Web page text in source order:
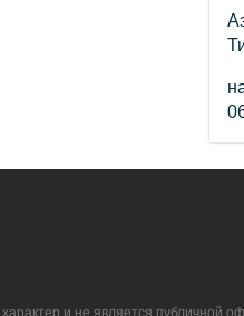
и не является публичной